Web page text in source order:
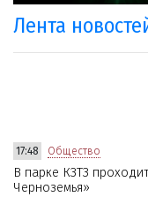
Лента
17:48 Общество
В парке КЗТЗ
Черноземья»